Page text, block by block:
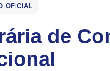
OFICIAL
de